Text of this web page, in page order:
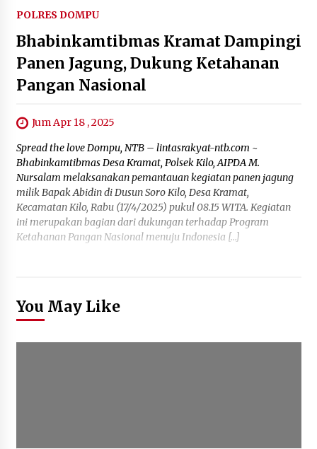
POLRES DOMPU
Bhabinkamtibmas Kramat Dampingi
Panen Jagung, Dukung Ketahanan
Pangan Nasional
Jum Apr 18 , 2025
Spread the love Dompu, NTB – lintasrakyat-ntb.com ~
Bhabinkamtibmas Desa Kramat, Polsek Kilo, AIPDA M.
Nursalam melaksanakan pemantauan kegiatan panen jagung
milik Bapak Abidin di Dusun Soro Kilo, Desa Kramat,
Kecamatan Kilo, Rabu (17/4/2025) pukul 08.15 WITA. Kegiatan
ini merupakan bagian dari dukungan terhadap Program
Ketahanan Pangan Nasional menuju Indonesia […]
You May Like